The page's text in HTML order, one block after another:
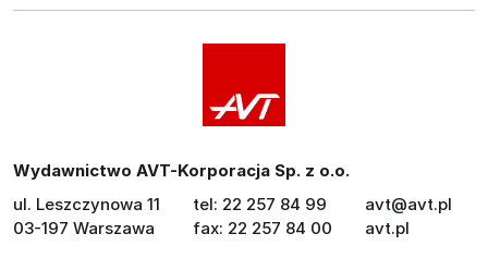
Wydawnictwo AVT-Korporacja Sp. z o.o.
ul. Leszczynowa 11
03-197 Warszawa
tel: 22 257 84 99
fax: 22 257 84 00
avt@avt.pl
avt.pl